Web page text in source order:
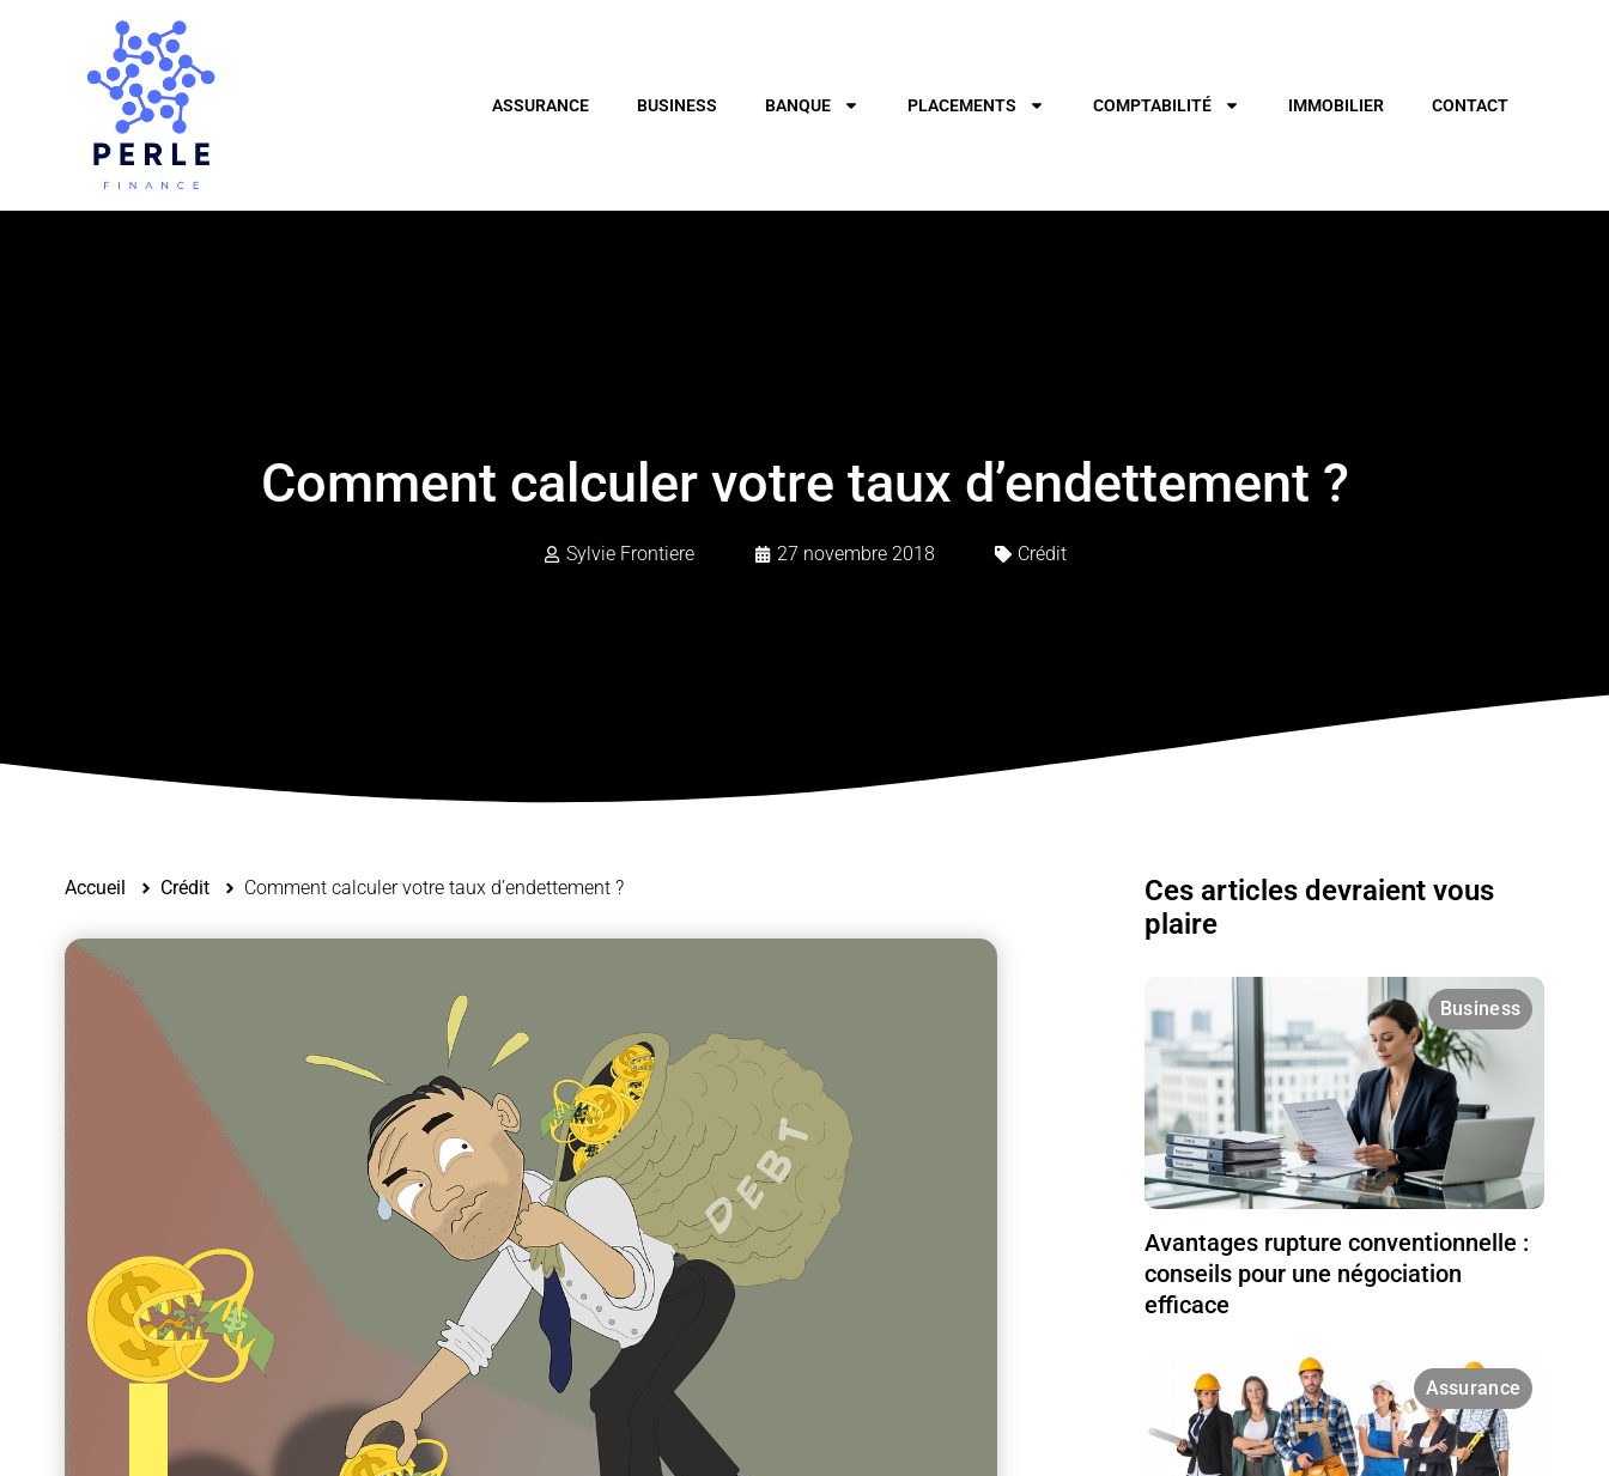
ASSURANCE BUSINESS BANQUE PLACEMENTS COMPTABILITÉ IMMOBILIER CONTACT
Comment calculer votre taux d’endettement ?
Sylvie Frontiere 27 novembre 2018 Crédit
Accueil Crédit Comment calculer votre taux d’endettement ?
Ces articles devraient vous
plaire
Business
Avantages rupture conventionnelle :
conseils pour une négociation
efficace
Assurance